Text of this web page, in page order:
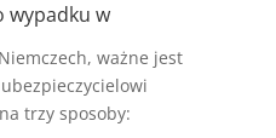
wypadku w
ważne jest
trzy sposoby: